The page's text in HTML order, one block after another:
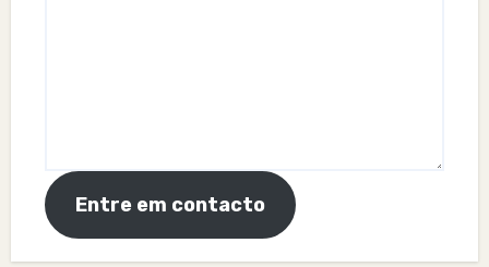
Entre em contacto